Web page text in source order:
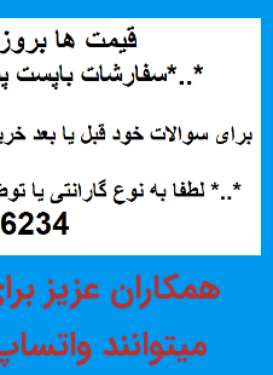
همکاران عزیز
میتوانند